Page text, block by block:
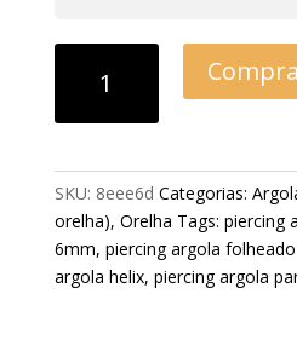
SKU: 8eee6d Categorias:
orelha), Orelha Tags: piercing
6mm, piercing argola
argola helix, piercing argola